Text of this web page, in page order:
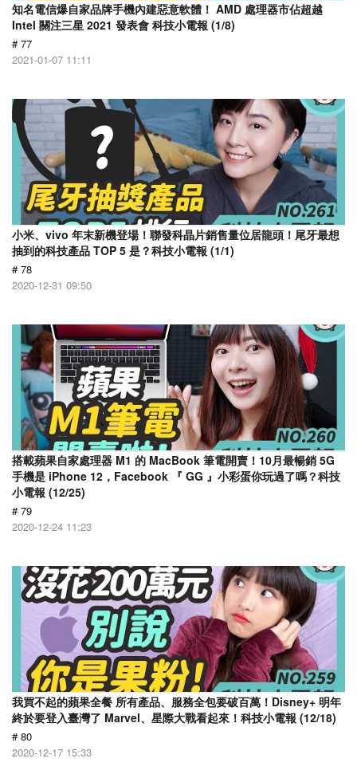
知名電信爆自家品牌手機內建惡意軟體！ AMD 處理器市佔超越
Intel 關注三星 2021 發表會 科技小電報 (1/8)
# 77
2021-01-07 11:11
小米、vivo 年末新機登場！聯發科晶片銷售量位居龍頭！尾牙最想
抽到的科技產品 TOP 5 是？科技小電報 (1/1)
# 78
2020-12-31 09:50
搭載蘋果自家處理器 M1 的 MacBook 筆電開賣！10月最暢銷 5G
手機是 iPhone 12，Facebook 『 GG 』小彩蛋你玩過了嗎？科技
小電報 (12/25)
# 79
2020-12-24 11:23
我買不起的蘋果全餐 所有產品、服務全包要破百萬！Disney+ 明年
終於要登入臺灣了 Marvel、星際大戰看起來！科技小電報 (12/18)
# 80
2020-12-17 15:33